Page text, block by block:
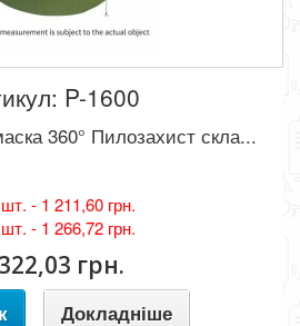
P-1600
360° Пилозахист скла...
- 1 211,60 грн.
- 1 266,72 грн.
грн.
Докладніше